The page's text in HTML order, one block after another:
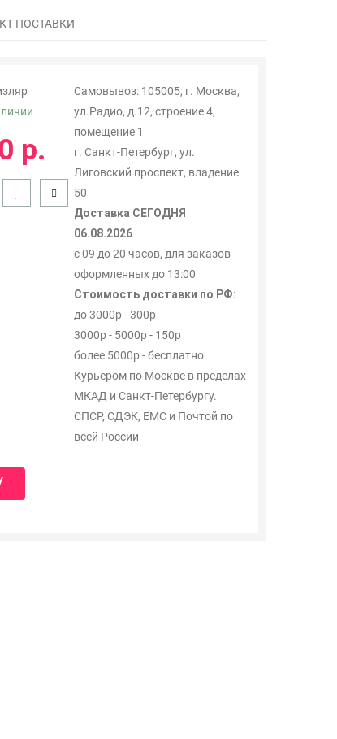
ПОСТАВКИ
Самовывоз: 105005, г. Москва,
ул.Радио, д.12, строение 4,
помещение 1
г. Санкт-Петербург, ул.
Лиговский проспект, владение
50
Доставка СЕГОДНЯ
06.08.2026
с 09 до 20 часов, для заказов
оформленных до 13:00
Стоимость доставки по РФ:
до 3000р - 300р
3000р - 5000р - 150р
более 5000р - бесплатно
Курьером по Москве в пределах
МКАД и Санкт-Петербургу.
СПСР, СДЭК, ЕМС и Почтой по
всей России
р.